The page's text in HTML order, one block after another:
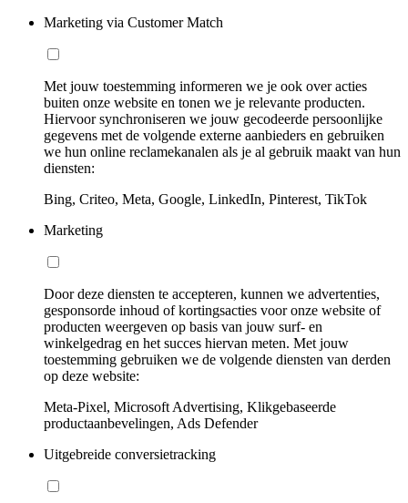
Marketing via Customer Match
Met jouw toestemming informeren we je ook over acties
buiten onze website en tonen we je relevante producten.
Hiervoor synchroniseren we jouw gecodeerde persoonlijke
gegevens met de volgende externe aanbieders en gebruiken
we hun online reclamekanalen als je al gebruik maakt van hun
diensten:
Bing, Criteo, Meta, Google, LinkedIn, Pinterest, TikTok
Marketing
Door deze diensten te accepteren, kunnen we advertenties,
gesponsorde inhoud of kortingsacties voor onze website of
producten weergeven op basis van jouw surf- en
winkelgedrag en het succes hiervan meten. Met jouw
toestemming gebruiken we de volgende diensten van derden
op deze website:
Meta-Pixel, Microsoft Advertising, Klikgebaseerde
productaanbevelingen, Ads Defender
Uitgebreide conversietracking